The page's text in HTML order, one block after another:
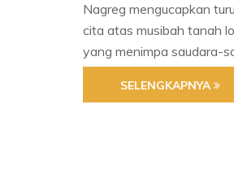
Nagreg mengucapkan
cita atas musibah tanah
yang menimpa saudara-
SELENGKAPNYA